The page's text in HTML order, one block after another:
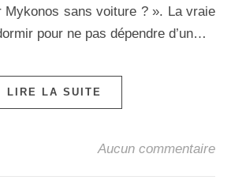
Mykonos sans voiture ? ». La vraie
pour ne pas dépendre d’un…
LIRE LA SUITE
Aucun commentaire